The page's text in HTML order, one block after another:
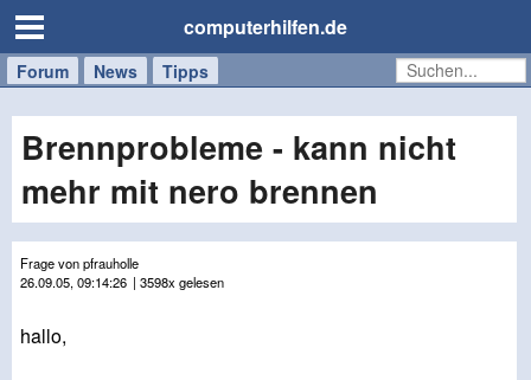
computerhilfen.de
Forum News Tipps
Handy
Tablet
Windows
Mac
Brennprobleme - kann nicht
mehr mit nero brennen
Frage von pfrauholle
26.09.05, 09:14:26 | 3598x gelesen
hallo,